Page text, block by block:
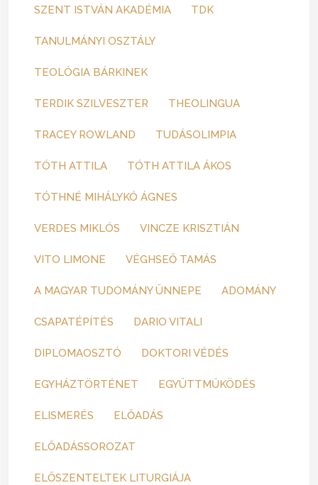
SZENT ISTVÁN AKADÉMIA TDK
TANULMÁNYI OSZTÁLY
TEOLÓGIA BÁRKINEK
TERDIK SZILVESZTER THEOLINGUA
TRACEY ROWLAND TUDÁSOLIMPIA
TÓTH ATTILA TÓTH ATTILA ÁKOS
TÓTHNÉ MIHÁLYKÓ ÁGNES
VERDES MIKLÓS VINCZE KRISZTIÁN
VITO LIMONE VÉGHSEŐ TAMÁS
A MAGYAR TUDOMÁNY ÜNNEPE ADOMÁNY
CSAPATÉPÍTÉS DARIO VITALI
DIPLOMAOSZTÓ DOKTORI VÉDÉS
EGYHÁZTÖRTÉNET EGYÜTTMŰKÖDÉS
ELISMERÉS ELŐADÁS
ELŐADÁSSOROZAT
ELŐSZENTELTEK LITURGIÁJA